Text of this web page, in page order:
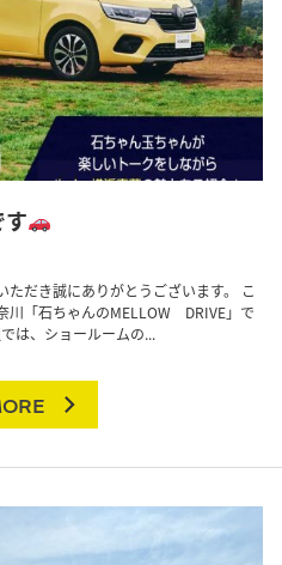
だき誠にありがとうございます。 こ
川「石ちゃんのMELLOW DRIVE」で
は、ショールームの...